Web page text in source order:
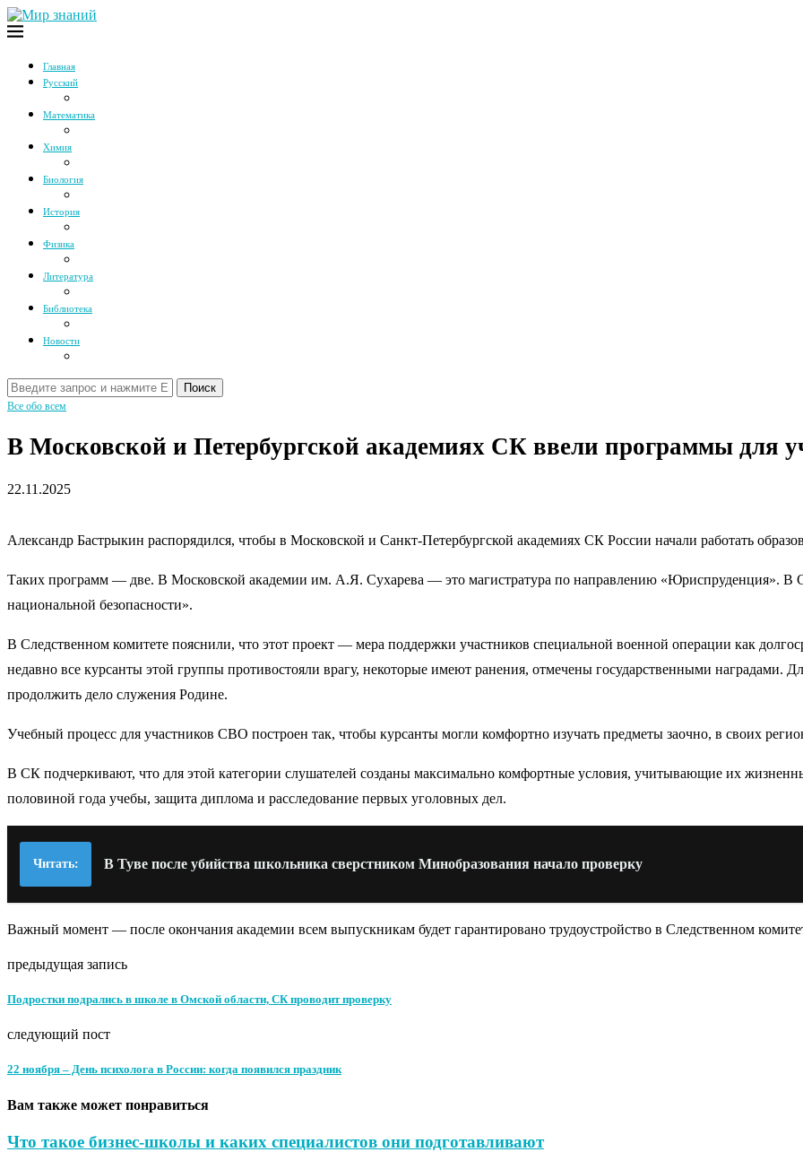
Главная
Русский
Математика
Химия
Биология
История
Физика
Литература
Библиотека
Новости
Поиск
Все обо всем
В Московской и Петербургской академиях СК ввели программы для
22.11.2025
Александр Бастрыкин распорядился, чтобы в Московской и Санкт-Петербургской академиях СК России начали работать
Таких программ — две. В Московской академии им. А.Я. Сухарева — это магистратура по направлению «Юриспруденция». В
национальной безопасности».
В Следственном комитете пояснили, что этот проект — мера поддержки участников специальной военной операции как
недавно все курсанты этой группы противостояли врагу, некоторые имеют ранения, отмечены государственными
продолжить дело служения Родине.
Учебный процесс для участников СВО построен так, чтобы курсанты могли комфортно изучать предметы заочно, в своих
В СК подчеркивают, что для этой категории слушателей созданы максимально комфортные условия, учитывающие их
половиной года учебы, защита диплома и расследование первых уголовных дел.
Читать: В Туве после убийства школьника сверстником Минобразования начало проверку
Важный момент — после окончания академии всем выпускникам будет гарантировано трудоустройство в Следственном
предыдущая запись
Подростки подрались в школе в Омской области, СК проводит проверку
следующий пост
22 ноября – День психолога в России: когда появился праздник
Вам также может понравиться
Что такое бизнес-школы и каких специалистов они подготавливают